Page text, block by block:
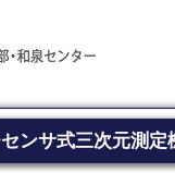
ンサ式三次元測定